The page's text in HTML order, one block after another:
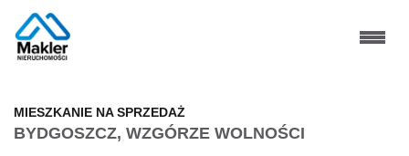
BYDGOSZCZ, WZGÓRZE WOLNOŚCI
MIESZKANIE NA SPRZEDAŻ